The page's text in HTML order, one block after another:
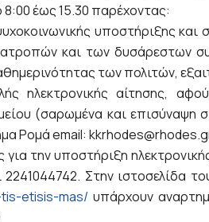
έως 15.30 παρέχοντας:
υποστήριξης
και των δυσάρεστων
των πολιτών,
ηλεκτρονικής αίτησης,
(σαρωμένα και επισύναψη
Ρομά email:
για την υποστήριξη
Στην ιστοσελίδα
etisis-mas/υπάρχουν